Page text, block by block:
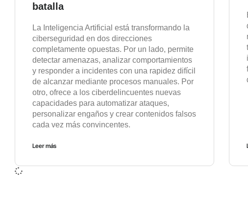
batalla
La Inteligencia Artificial está transformando la
ciberseguridad en dos direcciones
completamente opuestas. Por un lado, permite
detectar amenazas, analizar comportamientos
y responder a incidentes con una rapidez difícil
de alcanzar mediante procesos manuales. Por
otro, ofrece a los ciberdelincuentes nuevas
capacidades para automatizar ataques,
personalizar engaños y crear contenidos falsos
cada vez más convincentes.
Leer más